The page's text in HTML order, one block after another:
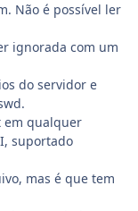
Não é possível ler
ignorada com um
do servidor e
em qualquer
suportado
mas é que tem